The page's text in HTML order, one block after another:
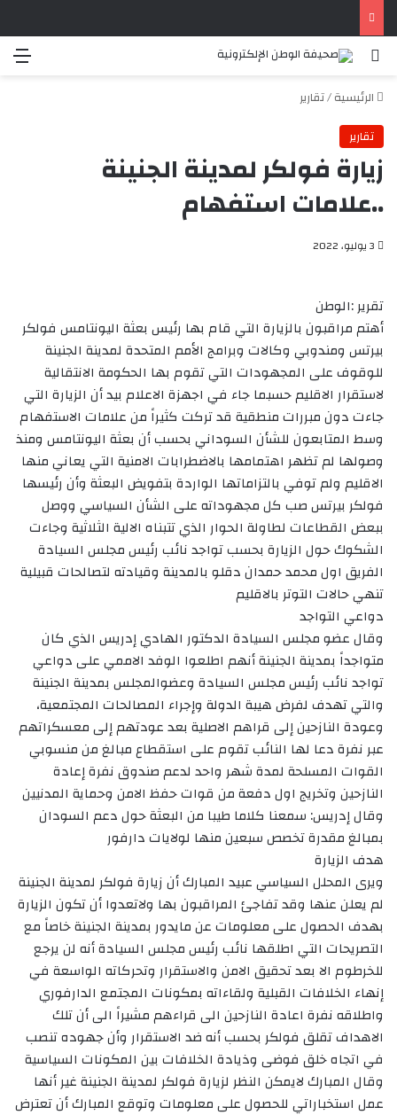
بحث عن
الرئيسية/تقارير
تقارير
زيارة فولكر لمدينة الجنينة
..علامات استفهام
3 يوليو، 2022
تقرير :الوطن
أهتم مراقبون بالزيارة التي قام بها رئيس بعثة اليونتامس فولكر
بيرتس ومندوبي وكالات وبرامج الأمم المتحدة لمدينة الجنينة
للوقوف على المجهودات التي تقوم بها الحكومة الانتقالية
لاستقرار الاقليم حسبما جاء في اجهزة الاعلام بيد أن الزيارة التي
جاءت دون مبررات منطقية قد تركت كثيراً من علامات الاستفهام
وسط المتابعون للشأن السوداني بحسب أن بعثة اليونتامس ومنذ
وصولها لم تظهر اهتمامها بالاضطرابات الامنية التي يعاني منها
الاقليم ولم توفي بالتزاماتها الواردة بتفويض البعثة وأن رئيسها
فولكر بيرتس صب كل مجهوداته على الشأن السياسي ووصل
ببعض القطاعات لطاولة الحوار الذي تتبناه الالية الثلاثية وجاءت
الشكوك حول الزيارة بحسب تواجد نائب رئيس مجلس السيادة
الفريق اول محمد حمدان دقلو بالمدينة وقيادته لتصالحات قبيلية
تنهي حالات التوتر بالاقليم
دواعي التواجد
وقال عضو مجلس السيادة الدكتور الهادي إدريس الذي كان
متواجداً بمدينة الجنينة أنهم اطلعوا الوفد الاممي على دواعي
تواجد نائب رئيس مجلس السيادة وعضوالمجلس بمدينة الجنينة
والتي تهدف لفرض هيبة الدولة وإجراء المصالحات المجتمعية،
وعودة النازحين إلى قراهم الاصلية بعد عودتهم إلى معسكراتهم
عبر نفرة دعا لها النائب تقوم على استقطاع مبالغ من منسوبي
القوات المسلحة لمدة شهر واحد لدعم صندوق نفرة إعادة
النازحين وتخريج اول دفعة من قوات حفظ الامن وحماية المدنيين
وقال إدريس: سمعنا كلاما طيبا من البعثة حول دعم السودان
بمبالغ مقدرة تخصص سبعين منها لولايات دارفور
هدف الزيارة
ويرى المحلل السياسي عبيد المبارك أن زيارة فولكر لمدينة الجنينة
لم يعلن عنها وقد تفاجئ المراقبون بها ولاتعدوا أن تكون الزيارة
بهدف الحصول على معلومات عن مايدور بمدينة الجنينة خاصاً مع
التصريحات التي اطلقها نائب رئيس مجلس السيادة أنه لن يرجع
للخرطوم الا بعد تحقيق الامن والاستقرار وتحركاته الواسعة في
إنهاء الخلافات القبلية ولقاءاته بمكونات المجتمع الدارفوري
واطلاقه نفرة اعادة النازحين الى قراءهم مشيراً الى أن تلك
الاهداف تقلق فولكر بحسب أنه ضد الاستقرار وأن جهوده تنصب
في اتجاه خلق فوضى وذيادة الخلافات بين المكونات السياسية
وقال المبارك لايمكن النظر لزيارة فولكر لمدينة الجنينة غير أنها
عمل استخباراتي للحصول على معلومات وتوقع المبارك أن تعترض